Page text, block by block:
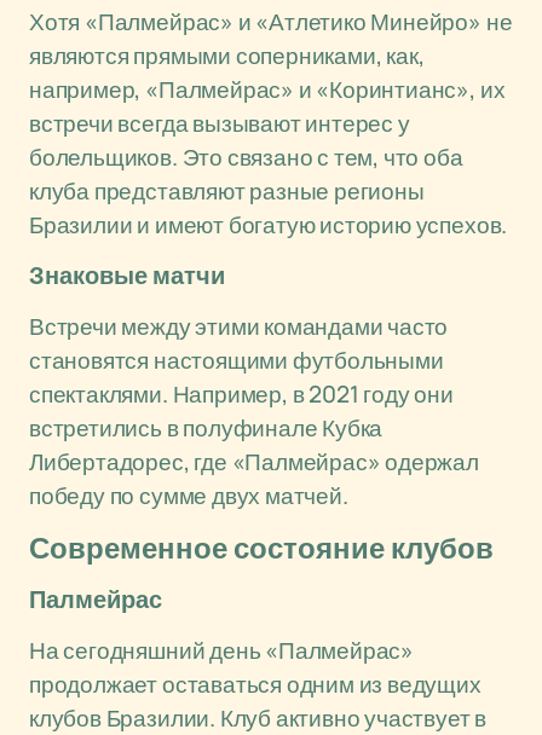
Хотя «Палмейрас» и «Атлетико Минейро» не
являются прямыми соперниками, как,
например, «Палмейрас» и «Коринтианс», их
встречи всегда вызывают интерес у
болельщиков. Это связано с тем, что оба
клуба представляют разные регионы
Бразилии и имеют богатую историю успехов.
Знаковые матчи
Встречи между этими командами часто
становятся настоящими футбольными
спектаклями. Например, в 2021 году они
встретились в полуфинале Кубка
Либертадорес, где «Палмейрас» одержал
победу по сумме двух матчей.
Современное состояние клубов
Палмейрас
На сегодняшний день «Палмейрас»
продолжает оставаться одним из ведущих
клубов Бразилии. Клуб активно участвует в